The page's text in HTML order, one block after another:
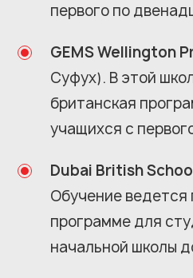
первого по
GEMS Wellington
Суфух). В этой
британская
учащихся с
Dubai British
Обучение ведется
программе для
начальной школы